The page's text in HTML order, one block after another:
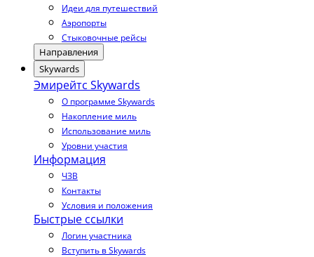
Идеи для путешествий
Аэропорты
Стыковочные рейсы
Направления
Skywards
Эмирейтс Skywards
О программе Skywards
Накопление миль
Использование миль
Уровни участия
Информация
ЧЗВ
Контакты
Условия и положения
Быстрые ссылки
Логин участника
Вступить в Skywards